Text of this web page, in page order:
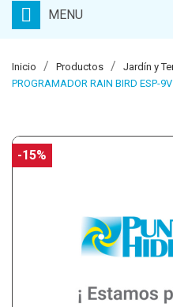
MENU
Inicio Productos Jardín y
PROGRAMADOR RAIN BIRD ESP-
-15%